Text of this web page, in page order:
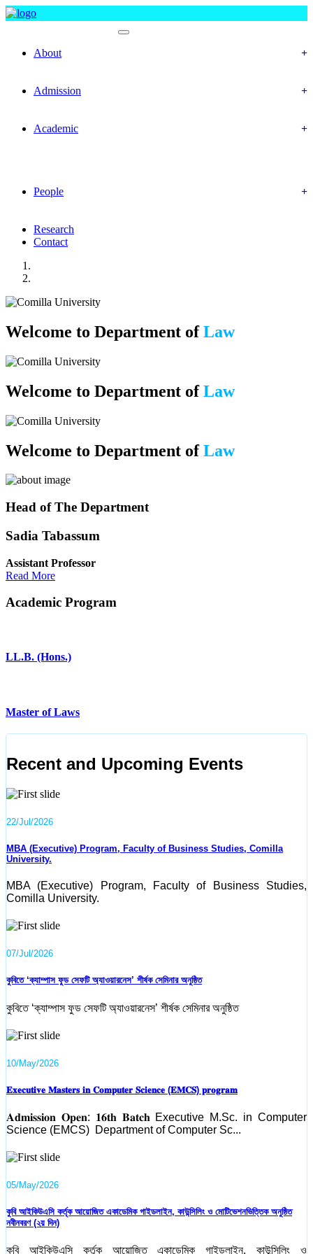
About
Admission
Academic
People
Research
Contact
Welcome to Department ofLaw
Welcome to Department ofLaw
Welcome to Department ofLaw
Previous
Next
Head of The Department
Sadia Tabassum
Assistant Professor
Read More
Academic Program
LL.B. (Hons.)
Master of Laws
Recent and Upcoming Events
22/Jul/2026
MBA (Executive) Program, Faculty of Business Studies, Comilla
University.
MBA (Executive) Program, Faculty of Business Studies,
Comilla University.
07/Jul/2026
কুবিতে ‘ক্যাম্পাস ফুড সেফটি অ্যাওয়ারনেস’ শীর্ষক সেমিনার অনুষ্ঠিত
কুবিতে ‘ক্যাম্পাস ফুড সেফটি অ্যাওয়ারনেস’ শীর্ষক সেমিনার অনুষ্ঠিত
10/May/2026
𝐄𝐱𝐞𝐜𝐮𝐭𝐢𝐯𝐞 𝐌𝐚𝐬𝐭𝐞𝐫𝐬 𝐢𝐧 𝐂𝐨𝐦𝐩𝐮𝐭𝐞𝐫 𝐒𝐜𝐢𝐞𝐧𝐜𝐞 (𝐄𝐌𝐂𝐒) 𝐩𝐫𝐨𝐠𝐫𝐚𝐦
𝐀𝐝𝐦𝐢𝐬𝐬𝐢𝐨𝐧 𝐎𝐩𝐞𝐧: 𝟏𝟔𝐭𝐡 𝐁𝐚𝐭𝐜𝐡⁣ Executive M.Sc. in Computer
Science (EMCS) ⁣ Department of Computer Sc...
05/May/2026
কুবি আইকিউএসি কর্তৃক আয়োজিত একাডেমিক গাইডলাইন, কাউন্সিলিং ও মোটিভেশনভিত্তিক অনুষ্ঠিত
নবীনবরণ (২য় দিন)
কুবি আইকিউএসি কর্তৃক আয়োজিত একাডেমিক গাইডলাইন, কাউন্সিলিং ও